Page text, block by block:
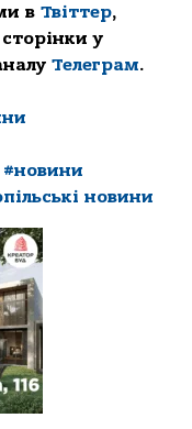
в Твіттер,
у
Телеграм.
#новини
новини